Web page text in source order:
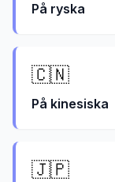
På ryska
🇨🇳
På kinesiska
🇯🇵